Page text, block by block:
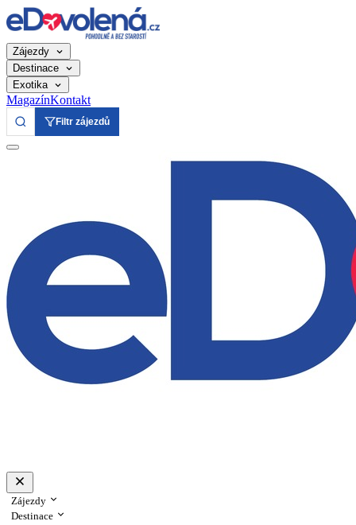
Zájezdy
Destinace
Exotika
MagazínKontakt
Filtr zájezdů
Zájezdy
Destinace